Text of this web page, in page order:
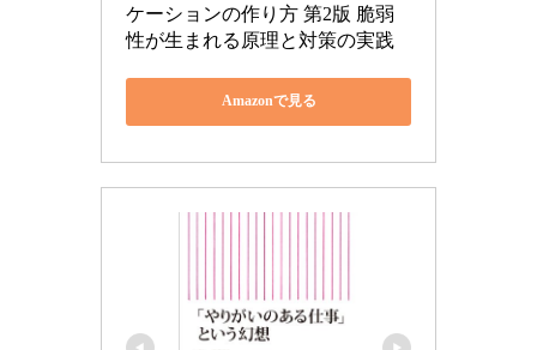
ケーションの作り方 第2版 脆弱
性が生まれる原理と対策の実践
Amazonで見る